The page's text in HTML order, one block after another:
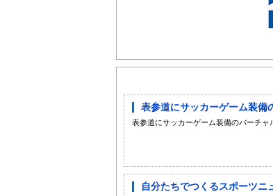
表参道にサッカーゲーム装備
表参道にサッカーゲーム装備のバーチ
自分たちでつくるスポーツニ